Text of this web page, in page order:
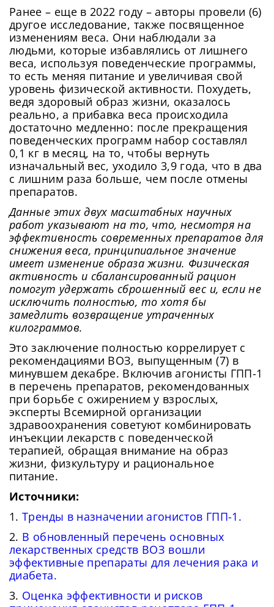
Сменить пароль!
Сменить пароль!
Придумайте пароль
Как минимум одна заглавная буква, одна
цифра и один специальный символ
Как минимум одна строчная латинская буква
Пароль должен содержать от 8 до 12 символов
Подтвердите Пароль
Нажимая на кнопку «Продолжить», а также при
сервисов, Вы принимаете условияПользовательского
Соглашения, в том числе касающееся обработки
Ваших персональных данных. Подробнее об
обработке данных вПолитике.
Отправить
Ранее – еще в 2022 году – авторы провели (6)
другое исследование, также посвященное
изменениям веса. Они наблюдали за
людьми, которые избавлялись от лишнего
веса, используя поведенческие программы,
то есть меняя питание и увеличивая свой
уровень физической активности. Похудеть,
ведя здоровый образ жизни, оказалось
реально, а прибавка веса происходила
достаточно медленно: после прекращения
поведенческих программ набор составлял
0,1 кг в месяц, на то, чтобы вернуть
изначальный вес, уходило 3,9 года, что в два
с лишним раза больше, чем после отмены
препаратов.
Данные этих двух масштабных научных
работ указывают на то, что, несмотря на
эффективность современных препаратов для
снижения веса, принципиальное значение
имеет изменение образа жизни. Физическая
активность и сбалансированный рацион
помогут удержать сброшенный вес и, если не
исключить полностью, то хотя бы
замедлить возвращение утраченных
килограммов.
Это заключение полностью коррелирует с
рекомендациями ВОЗ, выпущенным (7) в
минувшем декабре. Включив агонисты ГПП-1
в перечень препаратов, рекомендованных
при борьбе с ожирением у взрослых,
эксперты Всемирной организации
здравоохранения советуют комбинировать
инъекции лекарств с поведенческой
терапией, обращая внимание на образ
жизни, физкультуру и рациональное
питание.
Источники:
1.Тренды в назначении агонистов ГПП-1.
2. В обновленный перечень основных
лекарственных средств ВОЗ вошли
эффективные препараты для лечения рака и
диабета.
3. Оценка эффективности и рисков
Сейчас скорость вашего интернета
невысокая, из-за чего могут возникнуть
сложности при использовании нашего
сайта. Чтобы обеспечить более
стабильную работу, подключитесь к
быстрому соединению.
Продолжить просмотр